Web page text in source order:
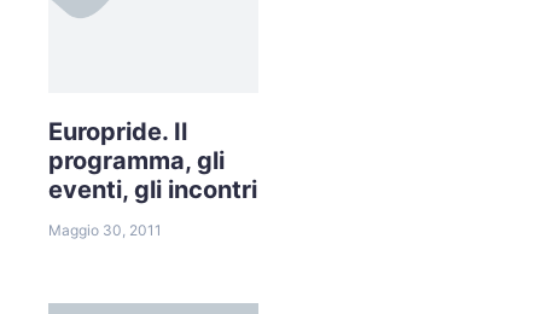
Europride. Il
programma, gli
eventi, gli incontri
Maggio 30, 2011